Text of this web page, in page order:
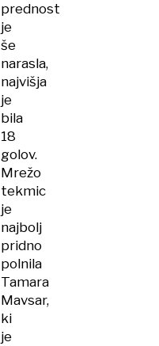
prednost
je
še
narasla,
najvišja
je
bila
18
golov.
Mrežo
tekmic
je
najbolj
pridno
polnila
Tamara
Mavsar,
ki
je